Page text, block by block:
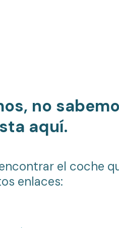
no
aquí.
el coche
enlaces: